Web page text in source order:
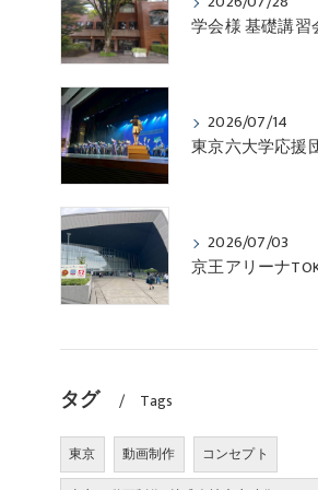
2026/07/14
2026/07/03
タグ Tags
東京 動画制作
コンセプト